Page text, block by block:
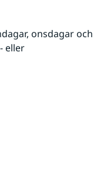
onsdagar och
eller